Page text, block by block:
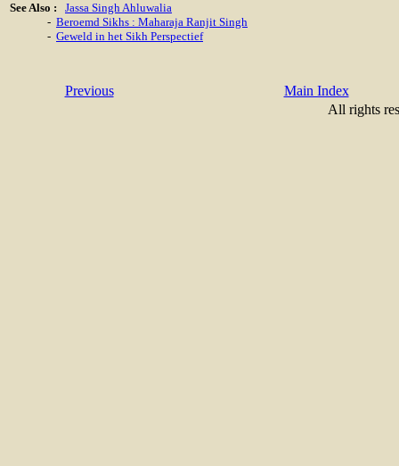
See Also :
Jassa Singh Ahluwalia
- Beroemd Sikhs : Maharaja Ranjit Singh
- Geweld in het Sikh Perspectief
Previous
Main Index
All rights